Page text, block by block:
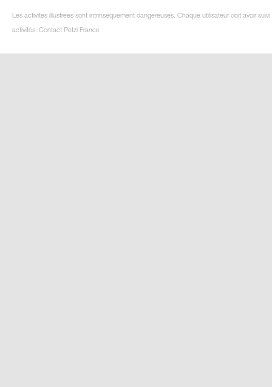
Les activités illustrées sont intrinsèquement dangereuses. Chaque utilisateur doit avoir
activités. Contact Petzl France